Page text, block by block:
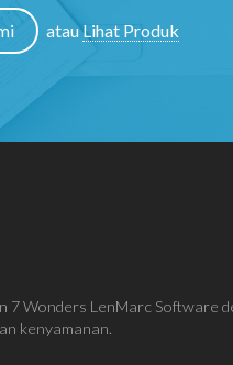
atauLihat Produk
7 Wonders LenMarc Software
kenyamanan.